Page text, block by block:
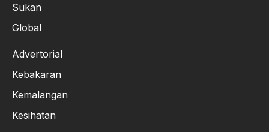
Sukan
Global
Advertorial
Kebakaran
Kemalangan
Kesihatan